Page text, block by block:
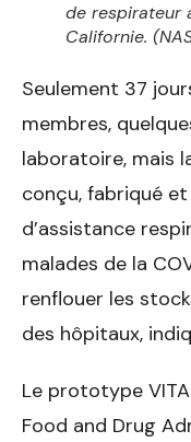
de respirateur
Californie.
Seulement 37
membres,
laboratoire, mais
conçu, fabriqué
d’assistance
malades de la
renflouer les
des hôpitaux,
Le prototype
Food and Drug